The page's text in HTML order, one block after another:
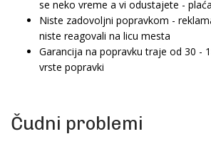
se neko vreme a vi odustajete -
Niste zadovoljni popravkom -
niste reagovali na licu mesta
Garancija na popravku traje od 30 -
vrste popravki
Čudni problemi